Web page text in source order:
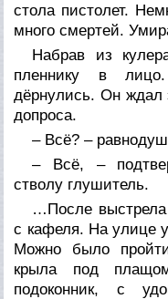
стола пистолет.
много смертей.
Набрав из
пленнику в
дёрнулись. Он ждал
допроса.
– Всё? –
– Всё, –
стволу глушитель.
…После
с кафеля. На улице
Можно было
крыла под
подоконник, с